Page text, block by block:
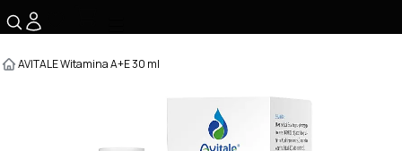
AVITALE Witamina A+E 30 ml